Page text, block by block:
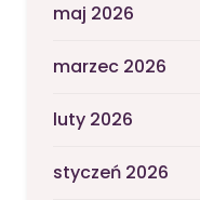
maj 2026
marzec 2026
luty 2026
styczeń 2026